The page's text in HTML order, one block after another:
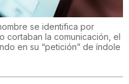
se identifica por
cortaban la comunicación, el
en su “petición” de índole